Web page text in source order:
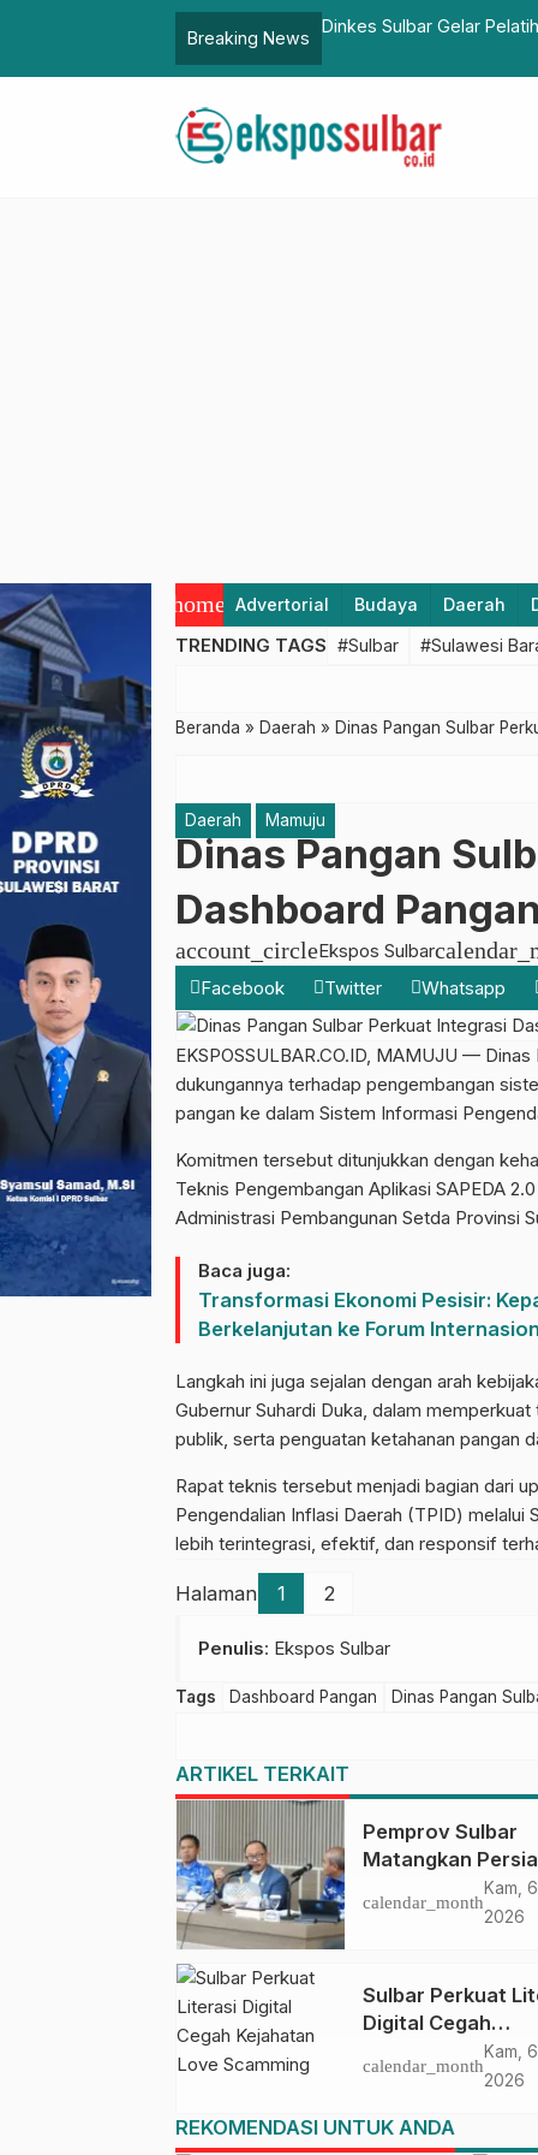
Breaking News
Dinkes Sulbar Gelar
home Advertorial Budaya Daerah
TRENDING TAGS #Sulbar #Sulawesi
Beranda » Daerah » Dinas Pangan Sulbar
Daerah Mamuju
Dinas Pangan
Dashboard
account_circleEkspos Sulbar
Facebook
Twitter Whatsapp
EKSPOSSULBAR.CO.ID, MAMUJU —
dukungannya terhadap pengembangan
pangan ke dalam Sistem Informasi
Komitmen tersebut ditunjukkan dengan
Teknis Pengembangan Aplikasi SAPEDA
Administrasi Pembangunan Setda Provinsi
Baca juga:
Transformasi Ekonomi Pesisir:
Berkelanjutan ke Forum
Langkah ini juga sejalan dengan arah
Gubernur Suhardi Duka, dalam
publik, serta penguatan ketahanan pangan
Rapat teknis tersebut menjadi bagian dari
Pengendalian Inflasi Daerah (TPID) melalui
lebih terintegrasi, efektif, dan responsif
Halaman 1 2
Penulis: Ekspos Sulbar
Tags Dashboard Pangan Dinas Pangan
ARTIKEL TERKAIT
Pemprov Sulbar
Matangkan
HUT Ke-81 RI,
Upacara di
calendar_month
Kam,
2026
Sulbar Perkuat
Digital Cegah
Kejahatan Love
Scamming
calendar_month
Kam,
2026
REKOMENDASI UNTUK ANDA